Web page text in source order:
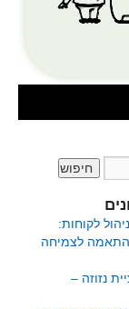
לקוחות:
לצמיחה
נזוזה –